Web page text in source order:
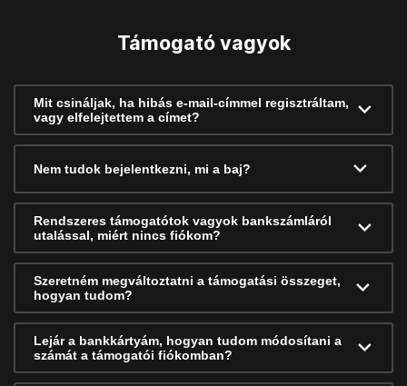
Támogató vagyok
Mit csináljak, ha hibás e-mail-címmel regisztráltam,
vagy elfelejtettem a címet?
Nem tudok bejelentkezni, mi a baj?
Rendszeres támogatótok vagyok bankszámláról
utalással, miért nincs fiókom?
Szeretném megváltoztatni a támogatási összeget,
hogyan tudom?
Lejár a bankkártyám, hogyan tudom módosítani a
számát a támogatói fiókomban?